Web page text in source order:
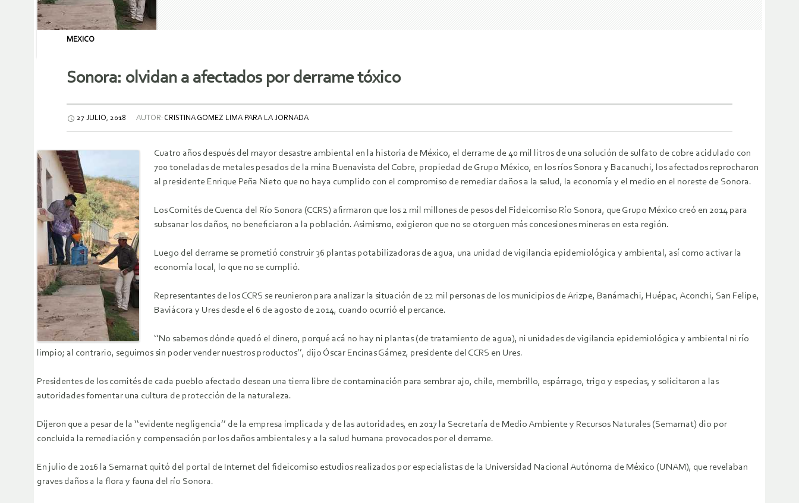
MEXICO
Sonora: olvidan a afectados por derrame tóxico
27 JULIO, 2018 AUTOR: CRISTINA GOMEZ LIMA PARA LA JORNADA
Cuatro años después del mayor desastre ambiental en la historia de México, el derrame de 40 mil litros de una solución de sulfato de cobre acidulado con
700 toneladas de metales pesados de la mina Buenavista del Cobre, propiedad de Grupo México, en los ríos Sonora y Bacanuchi, los afectados reprocharon
al presidente Enrique Peña Nieto que no haya cumplido con el compromiso de remediar daños a la salud, la economía y el medio en el noreste de Sonora.
Los Comités de Cuenca del Río Sonora (CCRS) afirmaron que los 2 mil millones de pesos del Fideicomiso Río Sonora, que Grupo México creó en 2014 para
subsanar los daños, no beneficiaron a la población. Asimismo, exigieron que no se otorguen más concesiones mineras en esta región.
Luego del derrame se prometió construir 36 plantas potabilizadoras de agua, una unidad de vigilancia epidemiológica y ambiental, así como activar la
economía local, lo que no se cumplió.
Representantes de los CCRS se reunieron para analizar la situación de 22 mil personas de los municipios de Arizpe, Banámachi, Huépac, Aconchi, San Felipe,
Baviácora y Ures desde el 6 de agosto de 2014, cuando ocurrió el percance.
‘‘No sabemos dónde quedó el dinero, porqué acá no hay ni plantas (de tratamiento de agua), ni unidades de vigilancia epidemiológica y ambiental ni río
limpio; al contrario, seguimos sin poder vender nuestros productos’’, dijo Óscar Encinas Gámez, presidente del CCRS en Ures.
Presidentes de los comités de cada pueblo afectado desean una tierra libre de contaminación para sembrar ajo, chile, membrillo, espárrago, trigo y especias, y solicitaron a las
autoridades fomentar una cultura de protección de la naturaleza.
Dijeron que a pesar de la ‘‘evidente negligencia’’ de la empresa implicada y de las autoridades, en 2017 la Secretaría de Medio Ambiente y Recursos Naturales (Semarnat) dio por
concluida la remediación y compensación por los daños ambientales y a la salud humana provocados por el derrame.
En julio de 2016 la Semarnat quitó del portal de Internet del fideicomiso estudios realizados por especialistas de la Universidad Nacional Autónoma de México (UNAM), que revelaban
graves daños a la flora y fauna del río Sonora.